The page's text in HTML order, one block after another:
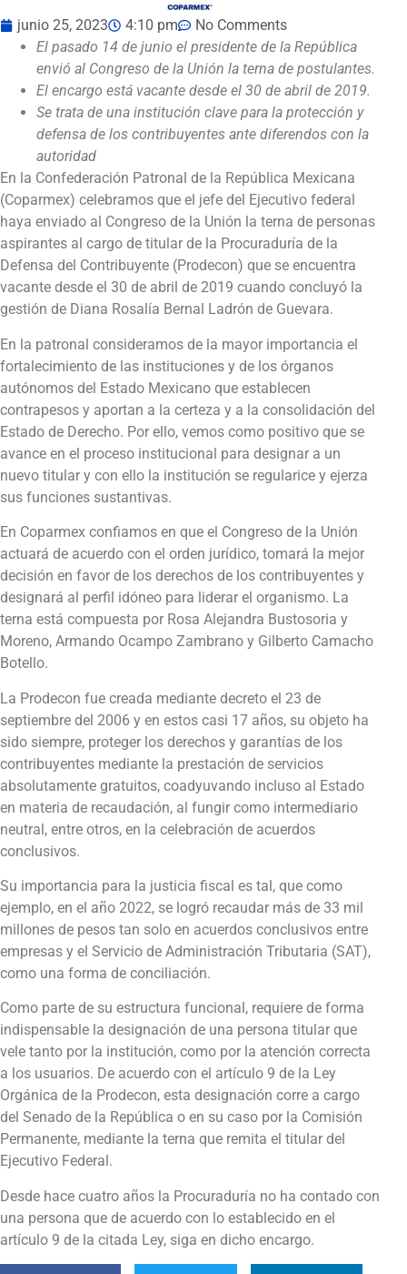
junio 25, 2023 4:10 pm
No Comments
El pasado 14 de junio el presidente de la República
envió al Congreso de la Unión la terna de postulantes.
El encargo está vacante desde el 30 de abril de 2019.
Se trata de una institución clave para la protección y
defensa de los contribuyentes ante diferendos con la
autoridad
En la Confederación Patronal de la República Mexicana
(Coparmex) celebramos que el jefe del Ejecutivo federal
haya enviado al Congreso de la Unión la terna de personas
aspirantes al cargo de titular de la Procuraduría de la
Defensa del Contribuyente (Prodecon) que se encuentra
vacante desde el 30 de abril de 2019 cuando concluyó la
gestión de Diana Rosalía Bernal Ladrón de Guevara.
En la patronal consideramos de la mayor importancia el
fortalecimiento de las instituciones y de los órganos
autónomos del Estado Mexicano que establecen
contrapesos y aportan a la certeza y a la consolidación del
Estado de Derecho. Por ello, vemos como positivo que se
avance en el proceso institucional para designar a un
nuevo titular y con ello la institución se regularice y ejerza
sus funciones sustantivas.
En Coparmex confiamos en que el Congreso de la Unión
actuará de acuerdo con el orden jurídico, tomará la mejor
decisión en favor de los derechos de los contribuyentes y
designará al perfil idóneo para liderar el organismo. La
terna está compuesta por Rosa Alejandra Bustosoria y
Moreno, Armando Ocampo Zambrano y Gilberto Camacho
Botello.
La Prodecon fue creada mediante decreto el 23 de
septiembre del 2006 y en estos casi 17 años, su objeto ha
sido siempre, proteger los derechos y garantías de los
contribuyentes mediante la prestación de servicios
absolutamente gratuitos, coadyuvando incluso al Estado
en materia de recaudación, al fungir como intermediario
neutral, entre otros, en la celebración de acuerdos
conclusivos.
Su importancia para la justicia fiscal es tal, que como
ejemplo, en el año 2022, se logró recaudar más de 33 mil
millones de pesos tan solo en acuerdos conclusivos entre
empresas y el Servicio de Administración Tributaria (SAT),
como una forma de conciliación.
Como parte de su estructura funcional, requiere de forma
indispensable la designación de una persona titular que
vele tanto por la institución, como por la atención correcta
a los usuarios. De acuerdo con el artículo 9 de la Ley
Orgánica de la Prodecon, esta designación corre a cargo
del Senado de la República o en su caso por la Comisión
Permanente, mediante la terna que remita el titular del
Ejecutivo Federal.
Desde hace cuatro años la Procuraduría no ha contado con
una persona que de acuerdo con lo establecido en el
artículo 9 de la citada Ley, siga en dicho encargo.